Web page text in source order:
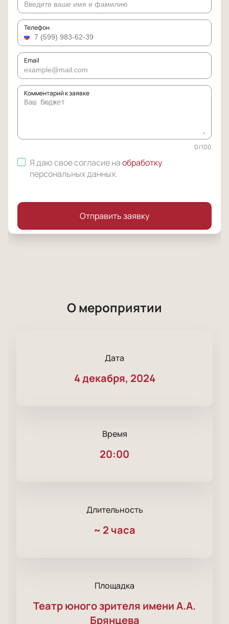
Телефон
Email
Комментарий к заявке
0/100
Я даю свое согласие наобработку
персональных данных.
Отправить заявку
О мероприятии
Дата
4 декабря, 2024
Время
20:00
Длительность
~ 2 часа
Площадка
Театр юного зрителя имени А.А.
Брянцева